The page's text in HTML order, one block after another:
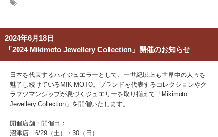
2024年6月18日
「2024 Mikimoto Jewellery Collection」開催のお知らせ
日本を代表するハイジュエラーとして、一世紀以上も世界中の人々を
魅了し続けているMIKIMOTO。ブランドを代表するコレクションやク
ラフツマンシップが息づくジュエリーを取り揃えて「Mikimoto
Jewellery Collection」を開催いたします。
開催店舗・開催日：
沼津店 6/29（土）・30（日）